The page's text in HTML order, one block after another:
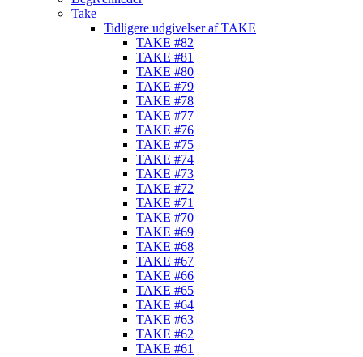
Take
Tidligere udgivelser af TAKE
TAKE #82
TAKE #81
TAKE #80
TAKE #79
TAKE #78
TAKE #77
TAKE #76
TAKE #75
TAKE #74
TAKE #73
TAKE #72
TAKE #71
TAKE #70
TAKE #69
TAKE #68
TAKE #67
TAKE #66
TAKE #65
TAKE #64
TAKE #63
TAKE #62
TAKE #61